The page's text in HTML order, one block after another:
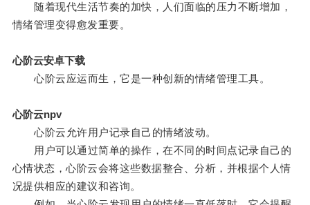
随着现代生活节奏的加快，人们面临的压力不断增加，
情绪管理变得愈发重要。
心阶云安卓下载
心阶云应运而生，它是一种创新的情绪管理工具。
心阶云npv
心阶云允许用户记录自己的情绪波动。
用户可以通过简单的操作，在不同的时间点记录自己的
心情状态，心阶云会将这些数据整合、分析，并根据个人情
况提供相应的建议和咨询。